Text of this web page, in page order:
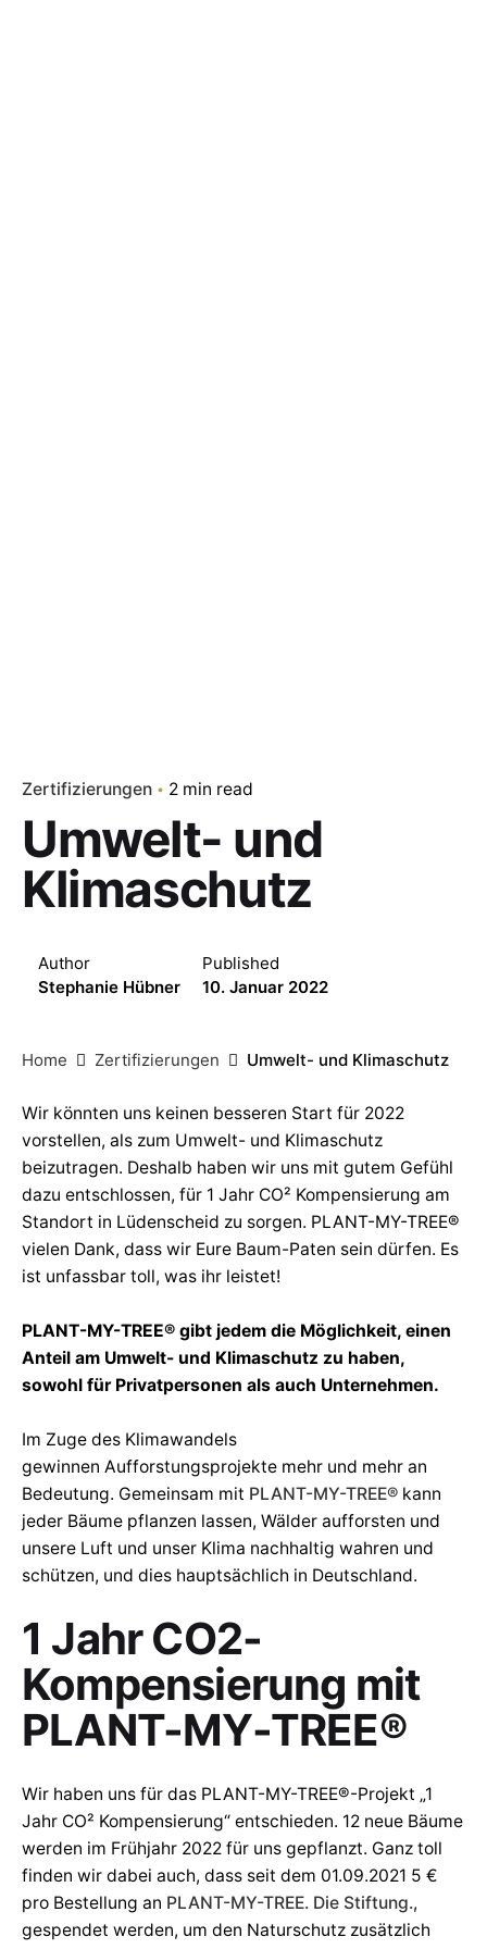
Zertifizierungen 2 min read
Umwelt- und
Klimaschutz
Author
Stephanie Hübner
Published
10. Januar 2022
Home Zertifizierungen Umwelt- und Klimaschutz
Wir könnten uns keinen besseren Start für 2022
vorstellen, als zum Umwelt- und Klimaschutz
beizutragen. Deshalb haben wir uns mit gutem Gefühl
dazu entschlossen, für 1 Jahr CO² Kompensierung am
Standort in Lüdenscheid zu sorgen. PLANT-MY-TREE®
vielen Dank, dass wir Eure Baum-Paten sein dürfen. Es
ist unfassbar toll, was ihr leistet!
PLANT-MY-TREE® gibt jedem die Möglichkeit, einen
Anteil am Umwelt- und Klimaschutz zu haben,
sowohl für Privatpersonen als auch Unternehmen.
Im Zuge des Klimawandels
gewinnen Aufforstungsprojekte mehr und mehr an
Bedeutung. Gemeinsam mit PLANT-MY-TREE® kann
jeder Bäume pflanzen lassen, Wälder aufforsten und
unsere Luft und unser Klima nachhaltig wahren und
schützen, und dies hauptsächlich in Deutschland.
1 Jahr CO2-
Kompensierung mit
PLANT-MY-TREE®
Wir haben uns für das PLANT-MY-TREE®-Projekt „1
Jahr CO² Kompensierung“ entschieden. 12 neue Bäume
werden im Frühjahr 2022 für uns gepflanzt. Ganz toll
finden wir dabei auch, dass seit dem 01.09.2021 5 €
pro Bestellung an PLANT-MY-TREE. Die Stiftung.,
gespendet werden, um den Naturschutz zusätzlich